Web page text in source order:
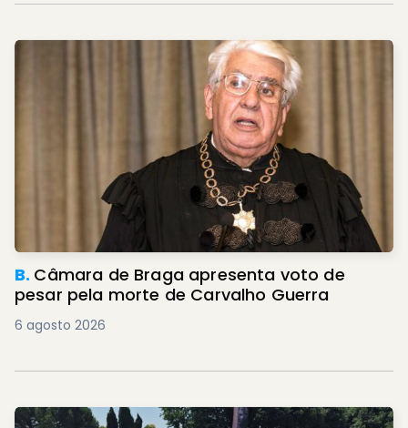
B. Câmara de Braga apresenta voto de
pesar pela morte de Carvalho Guerra
6 agosto 2026